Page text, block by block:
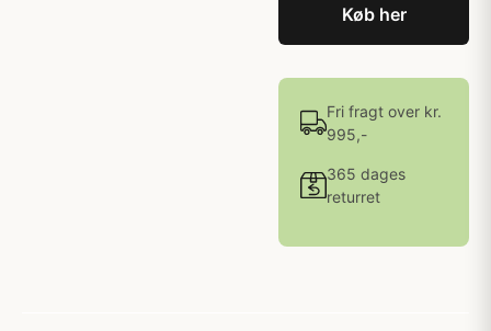
Køb her
Fri fragt over kr.
995,-
365 dages
returret